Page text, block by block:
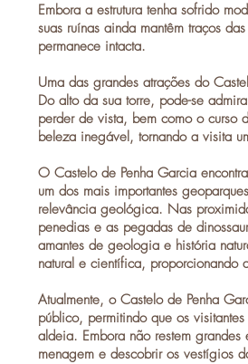
Embora a estrutura tenha sofrido
suas ruínas ainda mantêm traços
permanece intacta.
Uma das grandes atrações do
Do alto da sua torre, pode-se
perder de vista, bem como o curso
beleza inegável, tornando a visita
O Castelo de Penha Garcia
um dos mais importantes
relevância geológica. Nas
penedias e as pegadas de
amantes de geologia e história
natural e científica, proporcionando
Atualmente, o Castelo de Penha
público, permitindo que os
aldeia. Embora não restem grandes
menagem e descobrir os vestígios